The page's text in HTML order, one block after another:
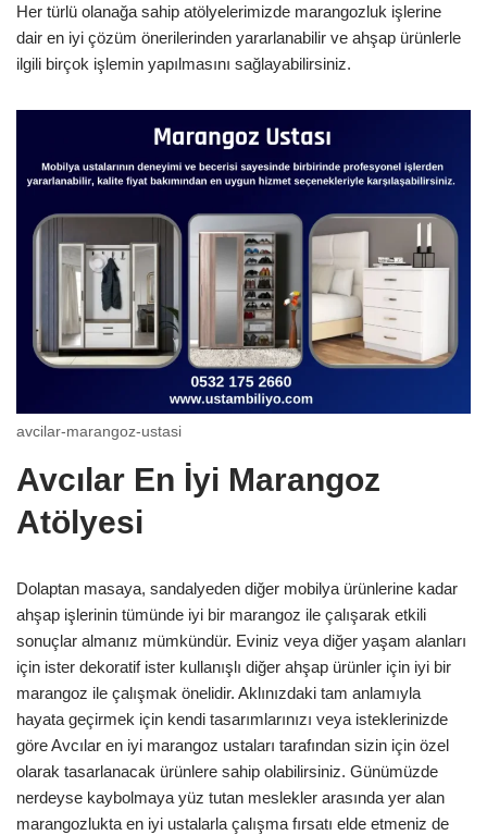
Her türlü olanağa sahip atölyelerimizde marangozluk işlerine
dair en iyi çözüm önerilerinden yararlanabilir ve ahşap ürünlerle
ilgili birçok işlemin yapılmasını sağlayabilirsiniz.
avcilar-marangoz-ustasi
Avcılar En İyi Marangoz
Atölyesi
Dolaptan masaya, sandalyeden diğer mobilya ürünlerine kadar
ahşap işlerinin tümünde iyi bir marangoz ile çalışarak etkili
sonuçlar almanız mümkündür. Eviniz veya diğer yaşam alanları
için ister dekoratif ister kullanışlı diğer ahşap ürünler için iyi bir
marangoz ile çalışmak önelidir. Aklınızdaki tam anlamıyla
hayata geçirmek için kendi tasarımlarınızı veya isteklerinizde
göre Avcılar en iyi marangoz ustaları tarafından sizin için özel
olarak tasarlanacak ürünlere sahip olabilirsiniz. Günümüzde
nerdeyse kaybolmaya yüz tutan meslekler arasında yer alan
marangozlukta en iyi ustalarla çalışma fırsatı elde etmeniz de